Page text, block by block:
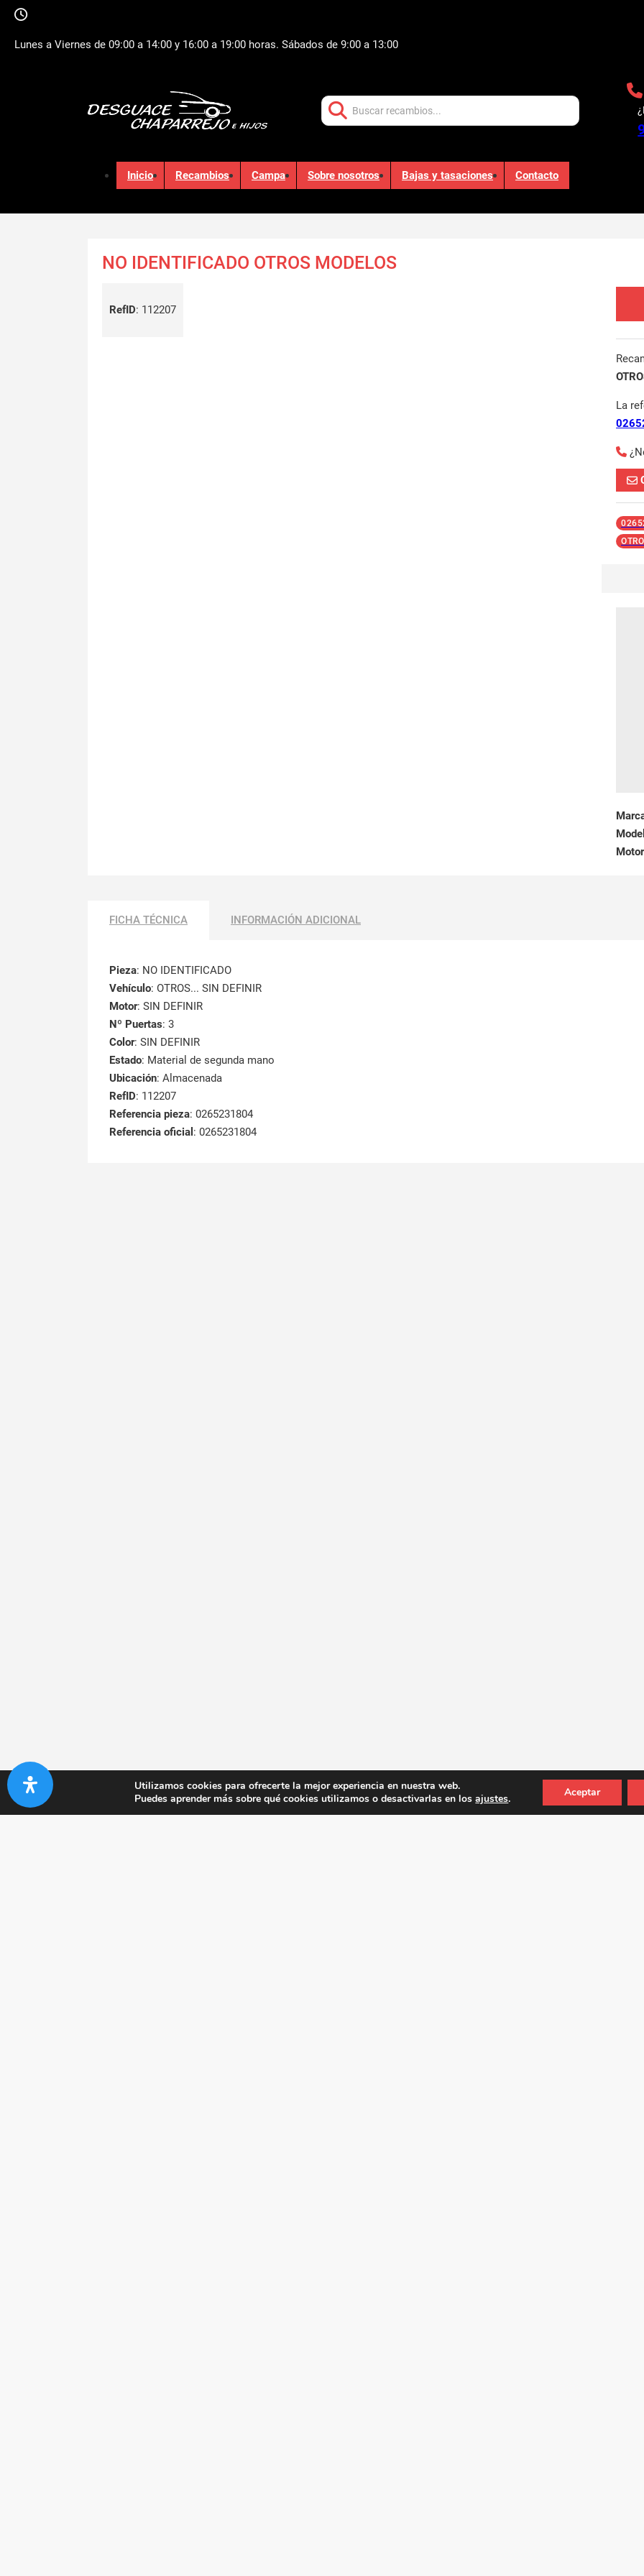
Lunes a Viernes de 09:00 a 14:00 y 16:00 a 19:00 horas. Sábados de 9:00 a 13:00
Inicio Recambios Campa Sobre nosotros Bajas y tasaciones Contacto
NO IDENTIFICADO OTROS MODELOS
RefID: 112207
La
Motor
FICHA TÉCNICA INFORMACIÓN ADICIONAL
Pieza: NO IDENTIFICADO
Vehículo: OTROS... SIN DEFINIR
Motor: SIN DEFINIR
Nº Puertas: 3
Color: SIN DEFINIR
Estado: Material de segunda mano
Ubicación: Almacenada
RefID: 112207
Referencia pieza: 0265231804
Referencia oficial : 0265231804
Utilizamos cookies para ofrecerte la mejor experiencia en nuestra web.
Puedes aprender más sobre qué cookies utilizamos o desactivarlas en losajustes. Aceptar